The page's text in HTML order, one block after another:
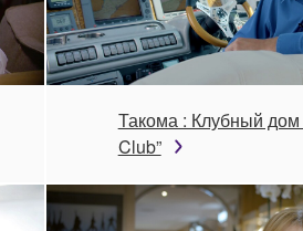
Такома : Клубный дом
Club”